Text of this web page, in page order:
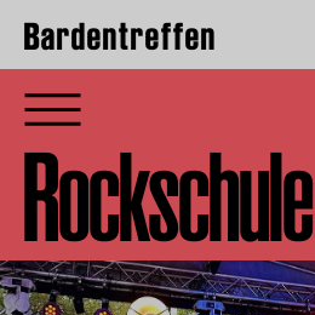
Bardentreffen
Rockschule